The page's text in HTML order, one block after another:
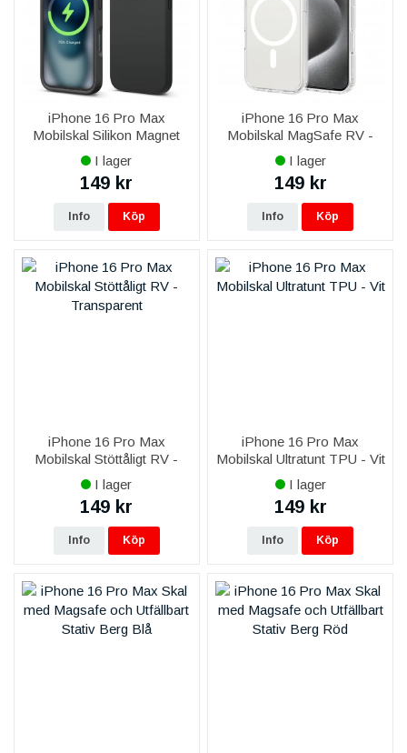
iPhone 16 Pro Max
Mobilskal Silikon Magnet
RV - Svart
I lager
149 kr
Info Köp
iPhone 16 Pro Max
Mobilskal MagSafe RV -
Transparent
I lager
149 kr
Info Köp
iPhone 16 Pro Max
Mobilskal Stöttåligt RV -
Transparent
I lager
149 kr
Info Köp
iPhone 16 Pro Max
Mobilskal Ultratunt TPU - Vit
I lager
149 kr
Info Köp